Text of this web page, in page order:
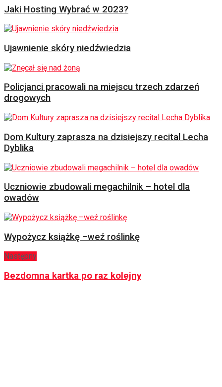
Jaki Hosting Wybrać w 2023?
Ujawnienie skóry niedźwiedzia
Policjanci pracowali na miejscu trzech zdarzeń
drogowych
Dom Kultury zaprasza na dzisiejszy recital Lecha
Dyblika
Uczniowie zbudowali megachilnik – hotel dla
owadów
Wypożycz książkę –weź roślinkę
Następny
Bezdomna kartka po raz kolejny